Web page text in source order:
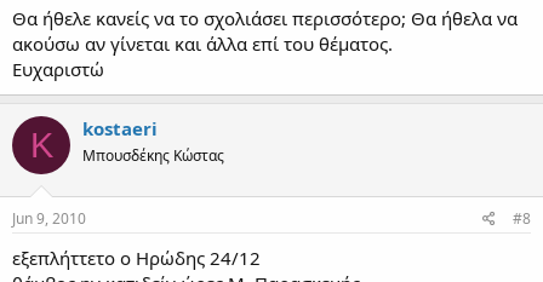
Θα ήθελε κανείς να το σχολιάσει περισσότερο; Θα ήθελα να
ακούσω αν γίνεται και άλλα επί του θέματος.
Ευχαριστώ
K kostaeri
Μπουσδέκης Κώστας
Jun 9, 2010 #8
εξεπλήττετο ο Ηρώδης 24/12